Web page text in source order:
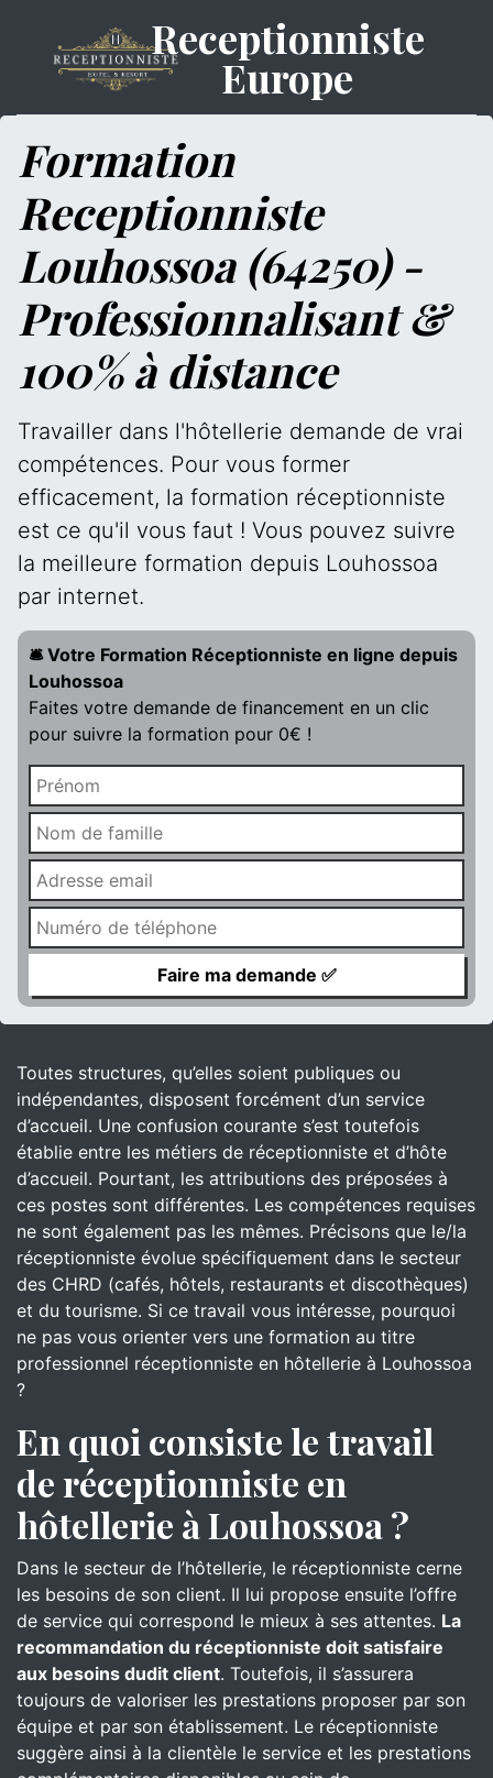
Receptionniste
Europe
Formation
Receptionniste
Louhossoa (64250) -
Professionnalisant &
100% à distance
Travailler dans l'hôtellerie demande de vrai
compétences. Pour vous former
efficacement, la formation réceptionniste
est ce qu'il vous faut ! Vous pouvez suivre
la meilleure formation depuis Louhossoa
par internet.
🛎️ Votre Formation Réceptionniste en ligne depuis
Louhossoa
Faites votre demande de financement en un clic
pour suivre la formation pour 0€ !
Toutes structures, qu’elles soient publiques ou
indépendantes, disposent forcément d’un service
d’accueil. Une confusion courante s’est toutefois
établie entre les métiers de réceptionniste et d’hôte
d’accueil. Pourtant, les attributions des préposées à
ces postes sont différentes. Les compétences requises
ne sont également pas les mêmes. Précisons que le/la
réceptionniste évolue spécifiquement dans le secteur
des CHRD (cafés, hôtels, restaurants et discothèques)
et du tourisme. Si ce travail vous intéresse, pourquoi
ne pas vous orienter vers une formation au titre
professionnel réceptionniste en hôtellerie à Louhossoa
?
En quoi consiste le travail
de réceptionniste en
hôtellerie à Louhossoa ?
Dans le secteur de l’hôtellerie, le réceptionniste cerne
les besoins de son client. Il lui propose ensuite l’offre
de service qui correspond le mieux à ses attentes. La
recommandation du réceptionniste doit satisfaire
aux besoins dudit client. Toutefois, il s’assurera
toujours de valoriser les prestations proposer par son
équipe et par son établissement. Le réceptionniste
suggère ainsi à la clientèle le service et les prestations